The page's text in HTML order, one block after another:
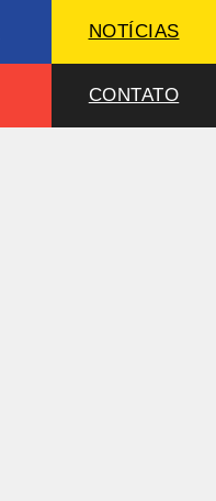
NOTÍCIAS
CONTATO